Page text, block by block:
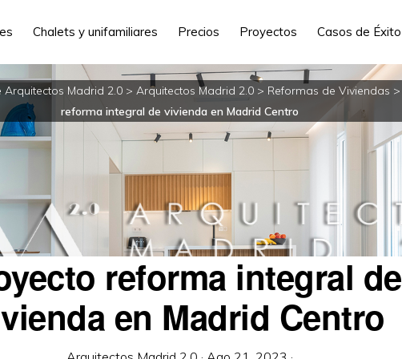
Chalets y unifamiliares Precios Proyectos Casos de Éxito
Arquitectos Madrid 2.0 > Arquitectos Madrid 2.0 > Reformas de Viviendas >
reforma integral de vivienda en Madrid Centro
reforma integral de
en Madrid Centro